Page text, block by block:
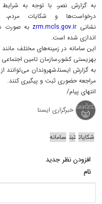
به گزارش نصر، با توجه به
درخواست‌ها و شکایات مردم،
نشانی zrm.mcls.gov.ir به صورت
اندازی شده است.
این سامانه در زمینه‌های مختلف مانند
بهزیستی کشور،سازمان تامین
به گزارش ایسنا،شهروندان می‌توانند
مراجعه حضوری ثبت و پیگیری کنند.
انتهای پیام/
خبرگزاری ایسنا
شکایات ثبت سامانه
افزودن نظر جدید
نام